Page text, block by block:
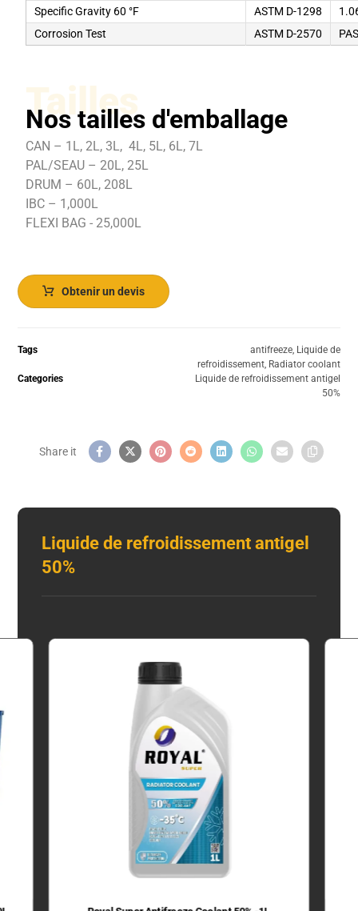
Specific Gravity 60 °F ASTM D-1298
Corrosion Test
ASTM D-2570
Tailles
Nos tailles d'emballage
CAN – 1L, 2L, 3L, 4L, 5L, 6L, 7L
PAL/SEAU – 20L, 25L
DRUM – 60L, 208L
IBC – 1,000L
FLEXI BAG - 25,000L
Obtenir un devis
Tags antifreeze, Liquide de
refroidissement, Radiator coolant
Categories
Liquide de refroidissement antigel
50%
Liquide de refroidissement antigel
50%